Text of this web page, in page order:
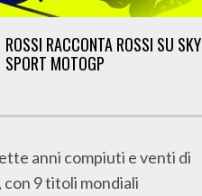
ROSSI RACCONTA ROSSI SU SKY
SPORT MOTOGP
anni compiuti e venti di
con 9 titoli mondiali